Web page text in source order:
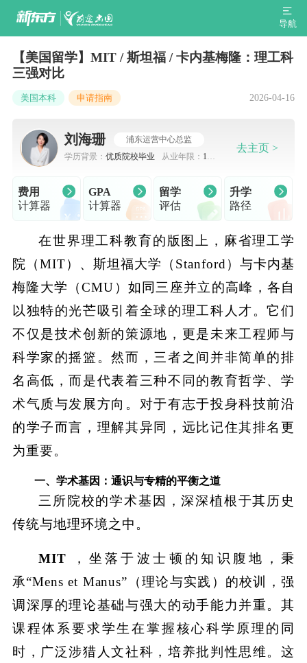
导航
【美国留学】MIT / 斯坦福 / 卡内基梅隆：理工科
三强对比
美国本科 申请指南 2026-04-16
刘海珊
浦东运营中心总监
学历背景： 优质院校毕业 从业年限： 10-
去主页 >
费用
计算器
GPA
计算器
留学
评估
升学
路径
在世界理工科教育的版图上，麻省理工学
院（MIT）、斯坦福大学（Stanford）与卡内基
梅隆大学（CMU）如同三座并立的高峰，各自
以独特的光芒吸引着全球的理工科人才。它们
不仅是技术创新的策源地，更是未来工程师与
科学家的摇篮。然而，三者之间并非简单的排
名高低，而是代表着三种不同的教育哲学、学
术气质与发展方向。对于有志于投身科技前沿
的学子而言，理解其异同，远比记住其排名更
为重要。
一、学术基因：通识与专精的平衡之道
三所院校的学术基因，深深植根于其历史
传统与地理环境之中。
MIT
，坐落于波士顿的知识腹地，秉
承“Mens et Manus”（理论与实践）的校训，强
调深厚的理论基础与强大的动手能力并重。其
课程体系要求学生在掌握核心科学原理的同
时，广泛涉猎人文社科，培养批判性思维。这